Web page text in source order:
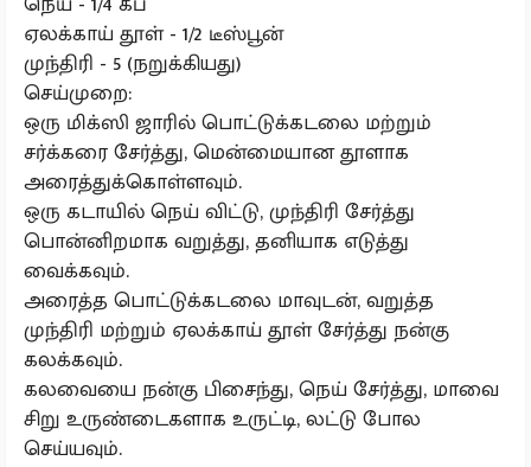
ஏலக்காய் தூள் - 1/2 டீஸ்பூன்
முந்திரி - 5 (நறுக்கியது)
செய்முறை:
ஒரு மிக்ஸி ஜாரில் பொட்டுக்கடலை மற்றும்
சர்க்கரை சேர்த்து, மென்மையான தூளாக
அரைத்துக்கொள்ளவும்.
ஒரு கடாயில் நெய் விட்டு, முந்திரி சேர்த்து
பொன்னிறமாக வறுத்து, தனியாக எடுத்து
வைக்கவும்.
அரைத்த பொட்டுக்கடலை மாவுடன், வறுத்த
முந்திரி மற்றும் ஏலக்காய் தூள் சேர்த்து நன்கு
கலக்கவும்.
கலவையை நன்கு பிசைந்து, நெய் சேர்த்து, மாவை
சிறு உருண்டைகளாக உருட்டி, லட்டு போல
செய்யவும்.